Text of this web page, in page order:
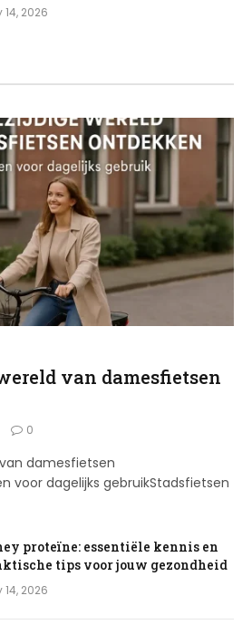
14, 2026
van damesfietsen
0
damesfietsen
voor dagelijks gebruikStadsfietsen
proteïne: essentiële kennis en
tips voor jouw gezondheid
14, 2026